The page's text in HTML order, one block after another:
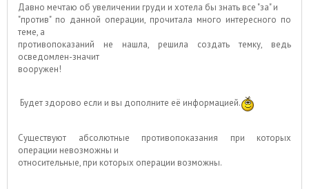
Давно мечтаю об увеличении груди и хотела бы знать все "за" и
"против" по данной операции, прочитала много интересного по
теме, а
противопоказаний не нашла, решила создать темку, ведь
осведомлен-значит
вооружен!
Будет здорово если и вы дополните её информацией.
Существуют абсолютные противопоказания при которых
операции невозможны и
относительные, при которых операции возможны.